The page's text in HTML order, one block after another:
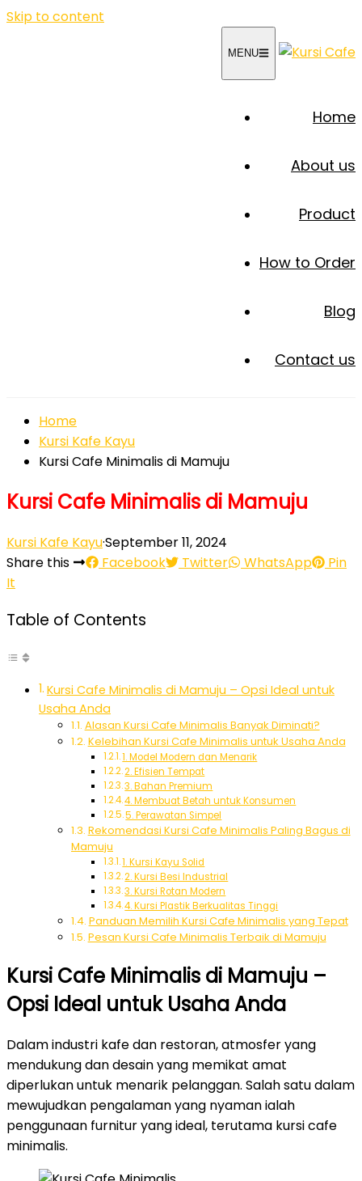
Skip to content
MENU
Home
About us
Product
How to Order
Blog
Contact us
Home
Kursi Kafe Kayu
Kursi Cafe Minimalis di Mamuju
Kursi Cafe Minimalis di Mamuju
Kursi Kafe Kayu·September 11, 2024
Share this
Facebook Twitter WhatsApp
Pin
It
Table of Contents
Kursi Cafe Minimalis di Mamuju – Opsi Ideal untuk
Usaha Anda
Alasan Kursi Cafe Minimalis Banyak Diminati?
Kelebihan Kursi Cafe Minimalis untuk Usaha Anda
1. Model Modern dan Menarik
2. Efisien Tempat
3. Bahan Premium
4. Membuat Betah untuk Konsumen
5. Perawatan Simpel
Rekomendasi Kursi Cafe Minimalis Paling Bagus di
Mamuju
1. Kursi Kayu Solid
2. Kursi Besi Industrial
3. Kursi Rotan Modern
4. Kursi Plastik Berkualitas Tinggi
Panduan Memilih Kursi Cafe Minimalis yang Tepat
Pesan Kursi Cafe Minimalis Terbaik di Mamuju
Kursi Cafe Minimalis di Mamuju –
Opsi Ideal untuk Usaha Anda
Dalam industri kafe dan restoran, atmosfer yang
mendukung dan desain yang memikat amat
diperlukan untuk menarik pelanggan. Salah satu dalam
mewujudkan pengalaman yang nyaman ialah
penggunaan furnitur yang ideal, terutama kursi cafe
minimalis.